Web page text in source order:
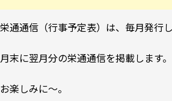
栄通通信（行事予定表）は、毎月発
月末に翌月分の栄通通信を掲載します。
お楽しみに～。